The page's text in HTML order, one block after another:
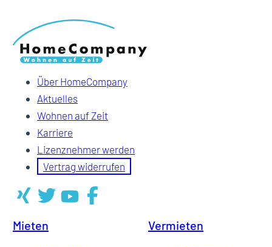
Über HomeCompany
Aktuelles
Wohnen auf Zeit
Karriere
Lizenznehmer werden
Vertrag widerrufen
Mieten Vermieten